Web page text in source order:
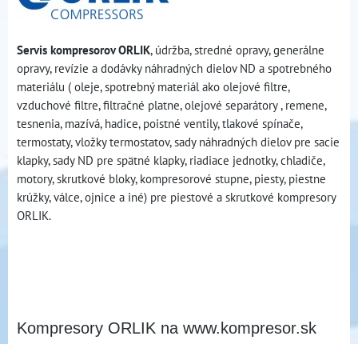
Servis kompresorov ORLIK, údržba, stredné opravy, generálne
opravy, revízie a dodávky náhradných dielov ND a spotrebného
materiálu ( oleje, spotrebný materiál ako olejové filtre,
vzduchové filtre, filtračné platne, olejové separátory , remene,
tesnenia, mazívá, hadice, poistné ventily, tlakové spínače,
termostaty, vložky termostatov, sady náhradných dielov pre sacie
klapky, sady ND pre spätné klapky, riadiace jednotky, chladiče,
motory, skrutkové bloky, kompresorové stupne, piesty, piestne
krúžky, válce, ojnice a iné) pre piestové a skrutkové kompresory
ORLIK.
Kompresory ORLIK na www.kompresor.sk